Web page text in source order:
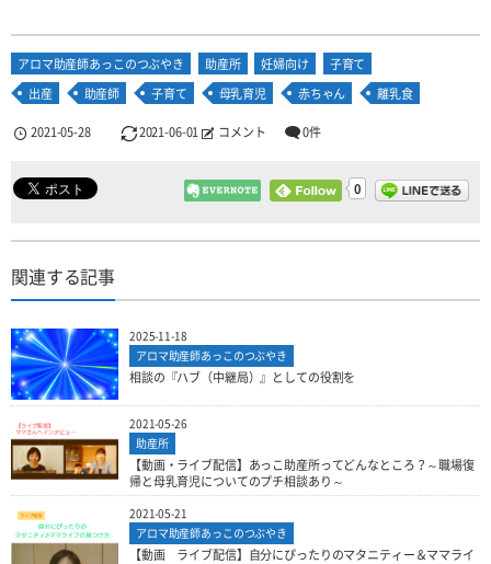
アロマ助産師あっこのつぶやき 助産所 妊婦向け
子育て
出産
助産師 子育て 母乳育児 赤ちゃん 離乳食
2021-05-28 2021-06-01 コメント 0件
0
関連する記事
2025-11-18
アロマ助産師あっこのつぶやき
相談の『ハブ（中継局）』としての役割を
2021-05-26
助産所
【動画・ライブ配信】あっこ助産所ってどんなところ？～職場復
帰と母乳育児についてのプチ相談あり～
2021-05-21
アロマ助産師あっこのつぶやき
【動画 ライブ配信】自分にぴったりのマタニティー＆ママライ